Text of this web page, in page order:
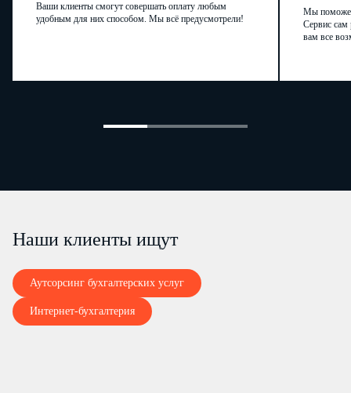
Ваши клиенты смогут совершать оплату любым
удобным для них способом. Мы всё предусмотрели!
Мы
Сервис сам
вам все
Наши клиенты ищут
Аутсорсинг бухгалтерских услуг
Интернет-бухгалтерия